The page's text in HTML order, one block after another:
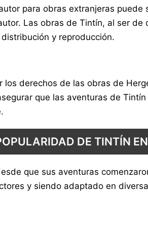
para obras extranjeras
Las obras de Tintín, al ser
y reproducción.
derechos de las obras de
que las aventuras de
DE TINTÍN
que sus aventuras
y siendo adaptado en